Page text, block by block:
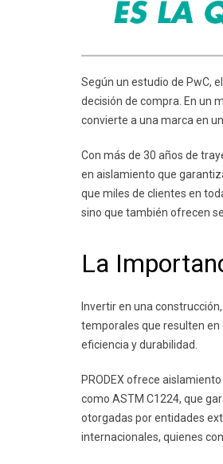
Según un estudio de PwC,
decisión de compra. En un
convierte a una marca en
Con más de 30 años de
en aislamiento que
que miles de clientes en
sino que también ofrecen
La
Invertir en una
temporales que resulten
eficiencia y durabilidad.
PRODEX ofrece
como ASTM C1224, que
otorgadas por entidades
internacionales, quienes